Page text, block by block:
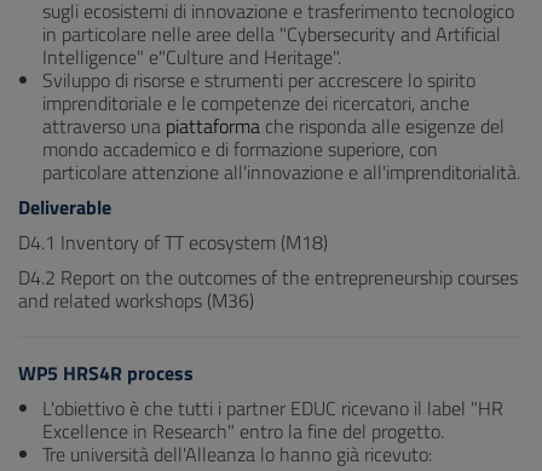
sugli ecosistemi di innovazione e trasferimento tecnologico
in particolare nelle aree della "Cybersecurity and Artificial
Intelligence" e"Culture and Heritage".
Sviluppo di risorse e strumenti per accrescere lo spirito
imprenditoriale e le competenze dei ricercatori, anche
attraverso una piattaforma che risponda alle esigenze del
mondo accademico e di formazione superiore, con
particolare attenzione all'innovazione e all'imprenditorialità.
Deliverable
D4.1 Inventory of TT ecosystem (M18)
D4.2 Report on the outcomes of the entrepreneurship courses
and related workshops (M36)
WP5 HRS4R process
L'obiettivo è che tutti i partner EDUC ricevano il label "HR
Excellence in Research" entro la fine del progetto.
Tre università dell'Alleanza lo hanno già ricevuto: